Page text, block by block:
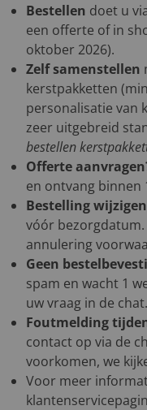
Bestellen doet u
een offerte of in
oktober 2026).
Zelf samenstellen
kerstpakketten
personalisatie van
zeer uitgebreid
bestellen
Offerte
en ontvang binnen
Bestelling
vóór bezorgdatum.
annulering
Geen
spam en wacht 1
uw vraag in de chat.
Foutmelding
contact op via de
voorkomen, we
Voor meer